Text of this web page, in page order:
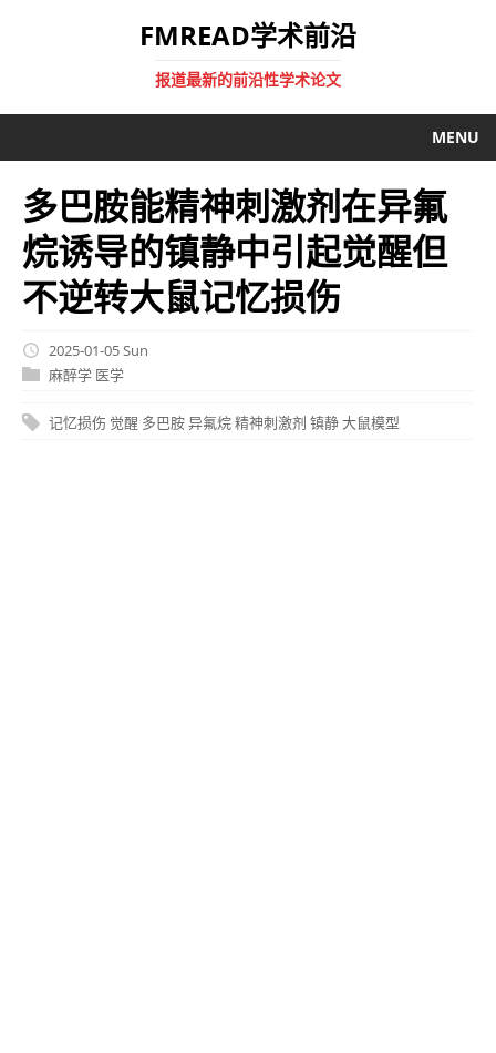
FMREAD学术前沿
报道最新的前沿性学术论文
MENU
多巴胺能精神刺激剂在异氟
烷诱导的镇静中引起觉醒但
不逆转大鼠记忆损伤
2025-01-05 Sun
麻醉学 医学
记忆损伤 觉醒 多巴胺异氟烷精神刺激剂 镇静大鼠模型